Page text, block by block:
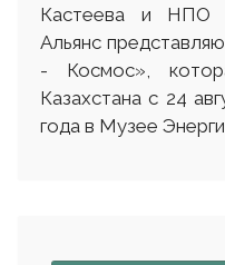
Кастеева и НПО
Альянс
- Космос»,
Казахстана с 24
года в Музее